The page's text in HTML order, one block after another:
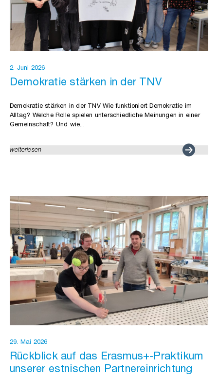
2. Juni 2026
Demokratie stärken in der TNV
Demokratie stärken in der TNV Wie funktioniert Demokratie im
Alltag? Welche Rolle spielen unterschiedliche Meinungen in einer
Gemeinschaft? Und wie...
weiterlesen
29. Mai 2026
Rückblick auf das Erasmus+-Praktikum
unserer estnischen Partnereinrichtung